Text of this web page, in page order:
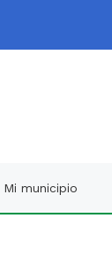
Mi municipio